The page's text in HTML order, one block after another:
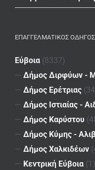
ΕΠΑΓΓΕΛΜΑΤΙΚΌΣ
Εύβοια (8337)
— Δήμος Διρφύων -
— Δήμος Ερέτριας
— Δήμος Ιστιαίας -
— Δήμος Καρύστου
— Δήμος Κύμης -
— Δήμος Χαλκιδέων
— Κεντρική Εύβοια (1)